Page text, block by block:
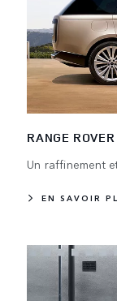
RANGE ROVER
Un raffinement
EN SAVOIR